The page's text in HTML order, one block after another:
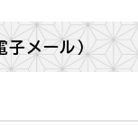
メール）